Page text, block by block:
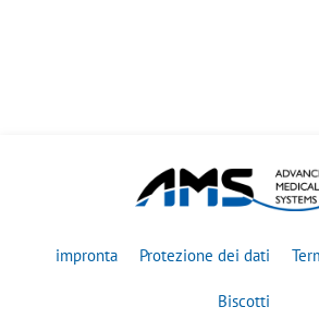
impronta Protezione dei dati
Biscotti